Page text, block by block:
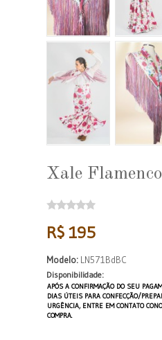
Xale
R$ 195
Modelo: LN571BdBC
Disponibilidade:
APÓS A CONFIRMAÇÃO DO SEU
DIAS ÚTEIS PARA CONFECÇÃO/
URGÊNCIA, ENTRE EM CONTATO
COMPRA.